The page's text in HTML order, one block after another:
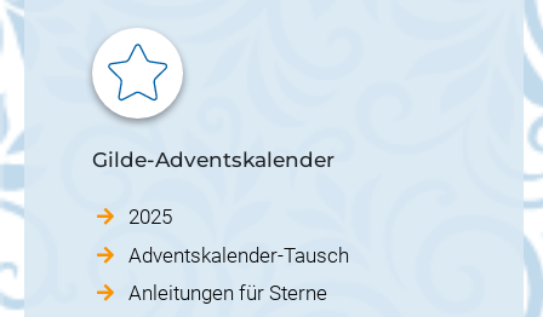
Gilde-Adventskalender
2025
Adventskalender-Tausch
Anleitungen für Sterne